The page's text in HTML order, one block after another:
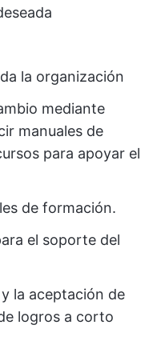
la organización
mediante
manuales de
para apoyar el
de formación.
el soporte del
la aceptación de
logros a corto